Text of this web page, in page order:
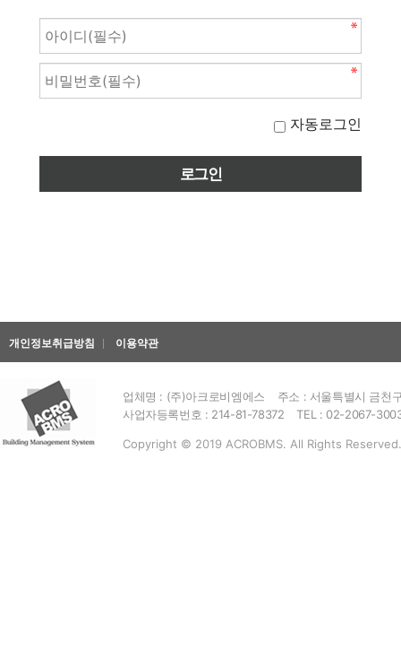
자동로그인
개인정보취급방침 이용약관
업체명 : (주)아크로비엠에스
주소 : 서울특별시 금천
사업자등록번호 : 214-81-78372
TEL : 02-2067-
Copyright © 2019 ACROBMS. All Rights Reserved.